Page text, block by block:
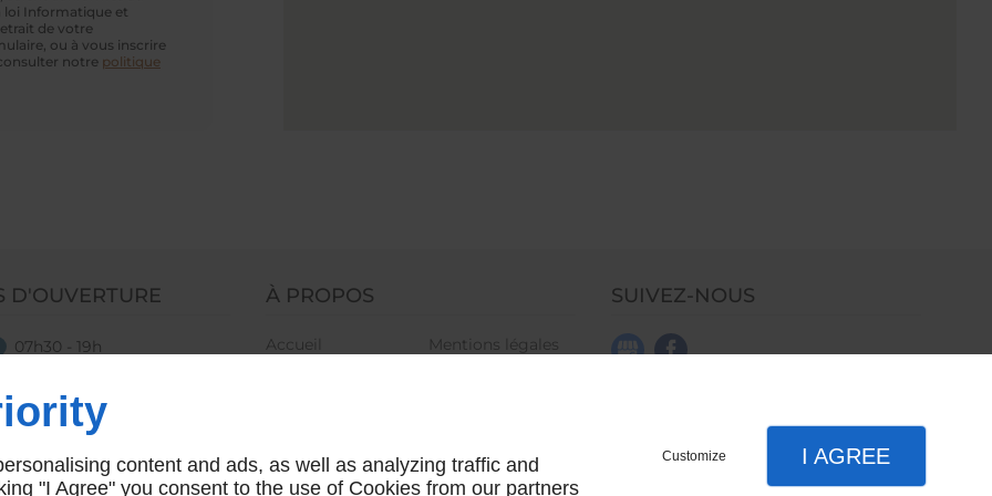
loi Informatique et
de votre
ou à vous inscrire
notre politique
SUIVEZ-NOUS
À PROPOS
Accueil
Mentions légales
D'OUVERTURE
07h30 - 19h
content and ads, as well as analyzing traffic and
"I Agree" you consent to the use of Cookies from our partners
Customize I AGREE